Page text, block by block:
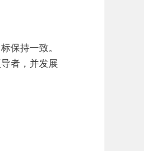
保持一致。
者，并发展